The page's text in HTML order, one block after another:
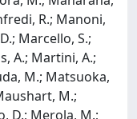
R.; Manoni,
Marcello, S.;
A.; Martini, A.;
M.; Matsuoka,
M.;
D.; Merola, M.;